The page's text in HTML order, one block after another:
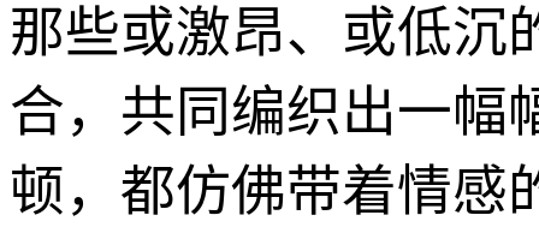
那些或激昂、或低沉
合，共同编织出一幅
顿，都仿佛带着情感